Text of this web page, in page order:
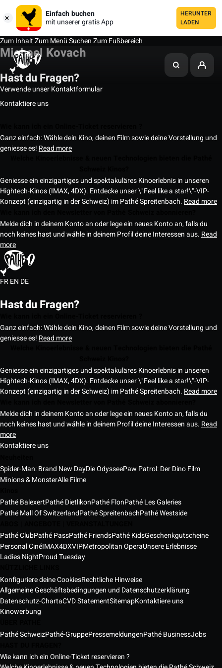
Einfach buchen
mit unserer gratis App
HERUNTER
LADEN
Zum InhaltZum MenüSuchenZum Fußbereich
Michael Kovach
Hast du Fragen?
Verwende unser Kontaktformular
Kontaktiere uns
Ganz einfach: Wähle dein Kino, deinen Film sowie deine Vorstellung und
geniesse es! Read more
Geniesse ein einzigartiges und spektakuläres Kinoerlebnis in unseren
Hightech-Kinos (IMAX, 4DX). Entdecke unser \"Feel like a star!\"-VIP-
Konzept (einzigartig in der Schweiz) im Pathé Spreitenbach. Read more
Melde dich in deinem Konto an oder lege ein neues Konto an, falls du
noch keines hast und wähle in deinem Profil deine Interessen aus. Read
more
FREN DE
Hast du Fragen?
Ganz einfach: Wähle dein Kino, deinen Film sowie deine Vorstellung und
geniesse es! Read more
Geniesse ein einzigartiges und spektakuläres Kinoerlebnis in unseren
Hightech-Kinos (IMAX, 4DX). Entdecke unser \"Feel like a star!\"-VIP-
Konzept (einzigartig in der Schweiz) im Pathé Spreitenbach. Read more
Melde dich in deinem Konto an oder lege ein neues Konto an, falls du
noch keines hast und wähle in deinem Profil deine Interessen aus. Read
more
Kontaktiere uns
Spider-Man: Brand New DayDie OdysseePaw Patrol: Der Dino Film
Minions & MonsterAlle Filme
Pathé BalexertPathé DietlikonPathé FlonPathé Les Galeries
Pathé Mall Of SwitzerlandPathé SpreitenbachPathé Westside
Pathé ClubPathé PassPathé FriendsPathé KidsGeschenkgutscheine
Personal CinéIMAX4DXVIPMetropolitan OperaUnsere Erlebnisse
Ladies NightProud Tuesday
Konfiguriere deine CookiesRechtliche Hinweise
Allgemeine Geschäftsbedingungen und Datenschutzerklärung
Datenschutz-ChartaCVD StatementSitemapKontaktiere uns
Kinowerbung
Pathé SchweizPathé-GruppePressemeldungenPathé BusinessJobs
Wie kann ich ein Online-Ticket reservieren ?